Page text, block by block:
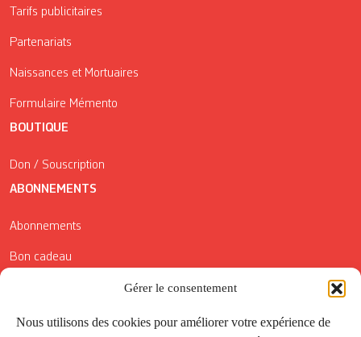
Gérer le consentement
Nous utilisons des cookies pour améliorer votre expérience de
Tarifs publicitaires
Partenariats
Naissances et Mortuaires
Formulaire Mémento
BOUTIQUE
Don / Souscription
ABONNEMENTS
Abonnements
Bon cadeau
Conditions générales de vente
Réductions de la Carte Côté Courrier